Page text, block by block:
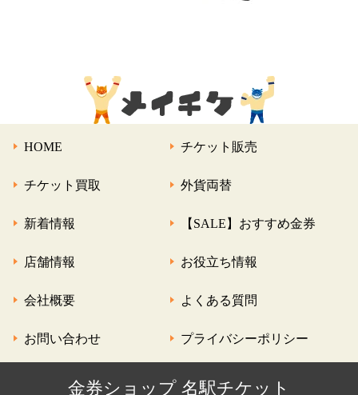
HOME チケット販売
チケット買取 外貨両替
新着情報 【SALE】おすすめ金券
店舗情報 お役立ち情報
会社概要 よくある質問
お問い合わせ プライバシーポリシー
金券ショップ 名駅チケット